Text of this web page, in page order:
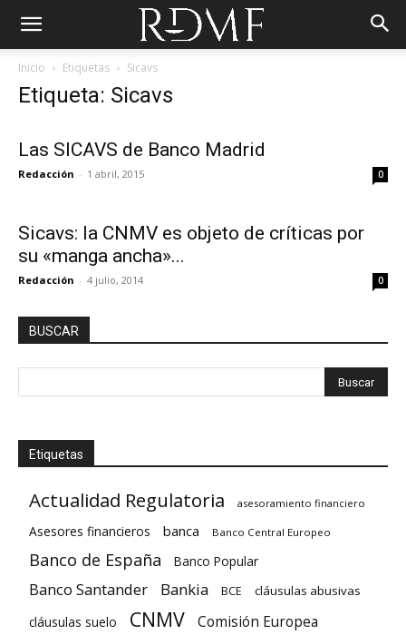
Inicio Etiquetas Sicavs
Etiqueta: Sicavs
Las SICAVS de Banco Madrid
Redacción - 1 abril, 2015 0
Sicavs: la CNMV es objeto de críticas por
su «manga ancha»...
Redacción - 4 julio, 2014 0
BUSCAR
Etiquetas
Actualidad Regulatoria asesoramiento financiero
Asesores financieros banca Banco Central Europeo
Banco de España Banco Popular
Banco Santander Bankia BCE cláusulas abusivas
cláusulas suelo CNMV Comisión Europea